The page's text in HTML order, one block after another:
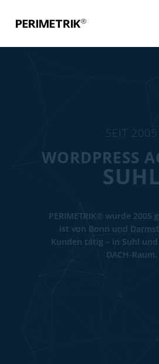
SEIT 2005
ECOMMERCE
SUHL
PERIMETRIK® wurde 2005
ist von Bonn und
Kunden tätig – in Suhl
DACH-Raum.